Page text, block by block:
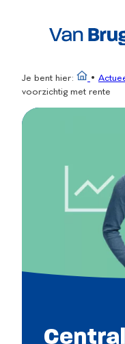
Je bent hier: •
voorzichtig met rente